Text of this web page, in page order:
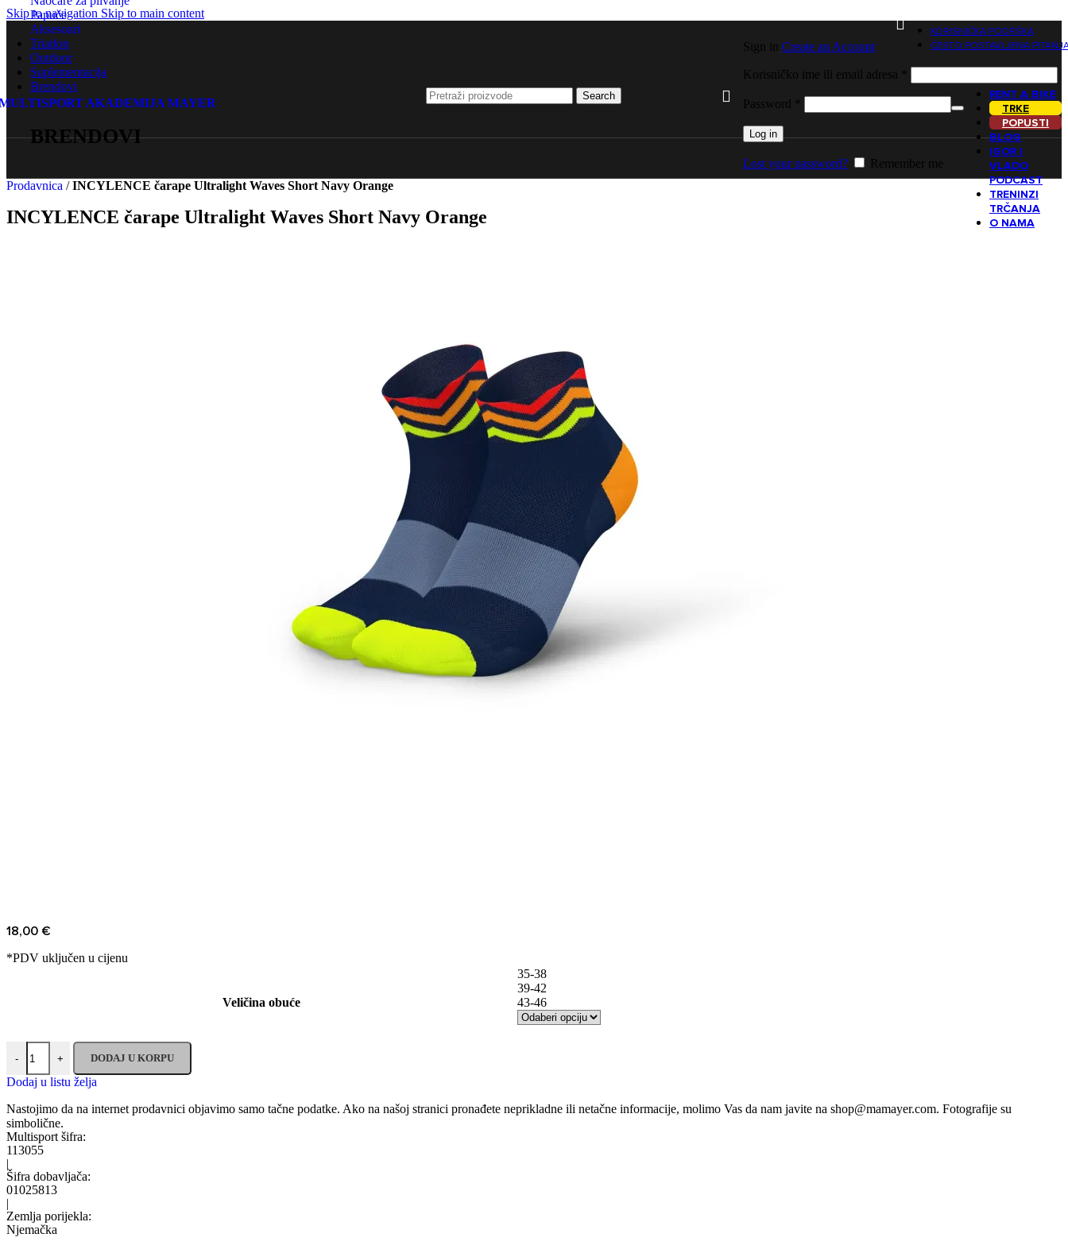
Skip to navigation Skip to main content
KORISNIČKA PODRŠKA
ČESTO POSTAVLJENA
AKADEMIJA MAYER Search
Sign in Create an Account
Korisničko ime ili email adresa
Password
Log in
Lost your password? Remember me
Papuče
Aksesoari
Triatlon
Outdoor
Suplementacija
Brendovi
BRENDOVI
RENT A BIKE
TRKE
POPUSTI
BLOG
IGOR I
VLADO
PODCAST
TRENINZI
TRČANJA
O NAMA
Prodavnica /INCYLENCE čarape Ultralight Waves Short Navy Orange
INCYLENCE čarape Ultralight Waves Short Navy Orange
18,00 €
*PDV uključen u cijenu
Veličina obuće
35-38
39-42
43-46
- + DODAJ U KORPU
Dodaj u listu želja
Nastojimo da na internet prodavnici objavimo samo tačne podatke. Ako na našoj stranici pronađete neprikladne ili netačne informacije, molimo Vas da nam javite na shop@mamayer.com. Fotografije su
simbolične.
Multisport šifra:
113055
|
Šifra dobavljača:
01025813
|
Zemlja porijekla:
Njemačka